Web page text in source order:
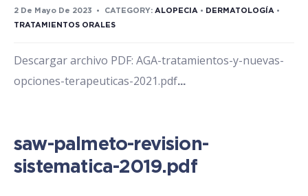
2 De Mayo De 2023 • CATEGORY: ALOPECIA • DERMATOLOGÍA •
TRATAMIENTOS ORALES
Descargar archivo PDF: AGA-tratamientos-y-nuevas-
opciones-terapeuticas-2021.pdf...
saw-palmeto-revision-
sistematica-2019.pdf